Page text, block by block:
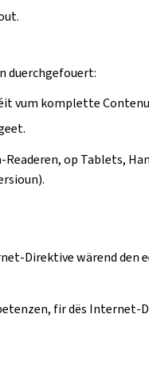
duerchgefouert:
vum komplette
op Tablets,
Direktive wärend
fir dës